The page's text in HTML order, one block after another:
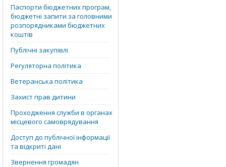
Паспорти бюджетних програм,
бюджетні запити за головними
розпорядниками бюджетних
коштів
Публічні закупівлі
Регуляторна політика
Ветеранська політика
Захист прав дитини
Проходження служби в органах
місцевого самоврядування
Доступ до публічної інформації
та відкриті дані
Звернення громадян